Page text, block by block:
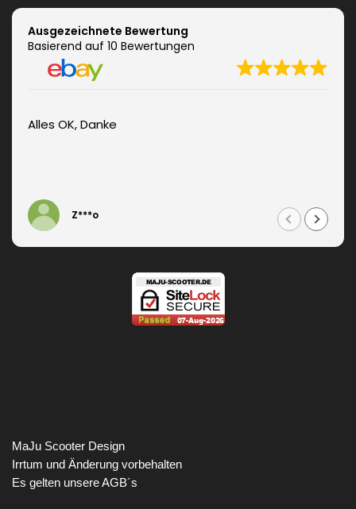
Ausgezeichnete Bewertung
Basierend auf 10 Bewertungen
Alles OK, Danke
Z***o
MaJu Scooter Design
Irrtum und Änderung vorbehalten
Es gelten unsere AGB´s